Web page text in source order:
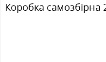
Коробка самозбірна